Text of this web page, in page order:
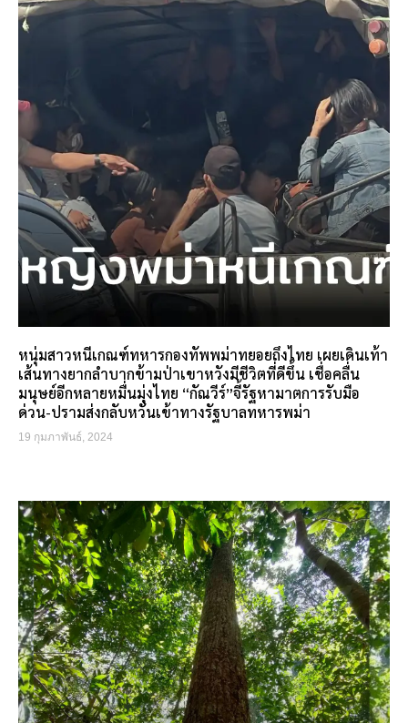
หนุ่มสาวหนีเกณฑ์ทหารกองทัพพม่าทยอยถึงไทย เผยเดินเท้า
เส้นทางยากลำบากข้ามป่าเขาหวังมีชีวิตที่ดีขึ้น เชื่อคลื่น
มนุษย์อีกหลายหมื่นมุ่งไทย “กัณวีร์”จี้รัฐหามาตการรับมือ
ด่วน-ปรามส่งกลับหวั่นเข้าทางรัฐบาลทหารพม่า
19 กุมภาพันธ์, 2024